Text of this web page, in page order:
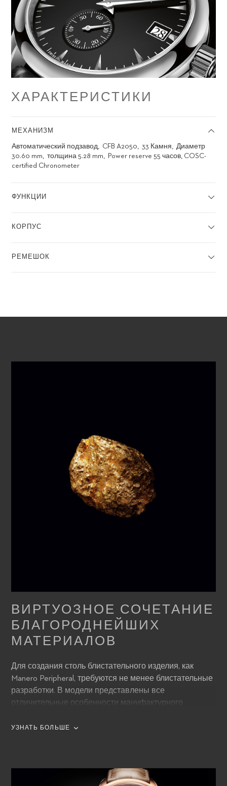
ХАРАКТЕРИСТИКИ
МЕХАНИЗМ
Автоматический подзавод CFB A2050 33 Камня
Диаметр
30.60 mm
толщина 5.28 mm
Power reserve 55 часов, COSC-
certified Chronometer
ФУНКЦИИ
КОРПУС
РЕМЕШОК
ВИРТУОЗНОЕ СОЧЕТАНИЕ
БЛАГОРОДНЕЙШИХ
МАТЕРИАЛОВ
Для создания столь блистательного изделия, как
Manero Peripheral, требуются не менее блистательные
разработки. В модели представлены все
отличительные особенности мануфактурного
ультрасовременное проектирование и классическое
для модели Manero Peripheral разработчики создали
УЗНАТЬ БОЛЬШЕ